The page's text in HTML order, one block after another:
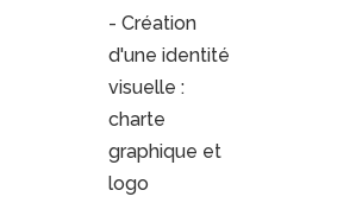
- Création
d'une identité
visuelle :
charte
graphique et
logo